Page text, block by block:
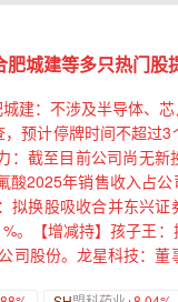
城建等多只热门股
建：不涉及半导体、
预计停牌时间不超过
：截至目前公司尚无
酸2025年销售收入占
拟换股吸收合并东兴
。【增减持】孩子王
股份。龙星科技：